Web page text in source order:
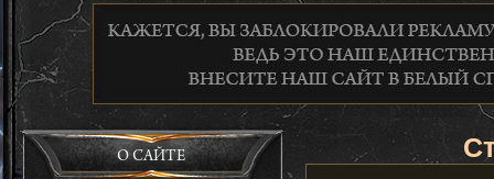
О САЙТЕ